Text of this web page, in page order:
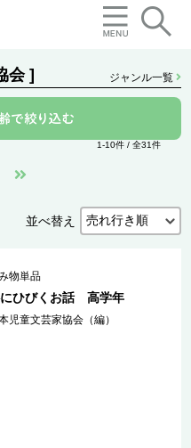
会 ] ジャンル一覧
1-10件 / 全31件
並べ替え
物単品
ひびくお話 高学年
児童文芸家協会（編）